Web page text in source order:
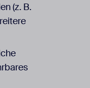
(z. B.